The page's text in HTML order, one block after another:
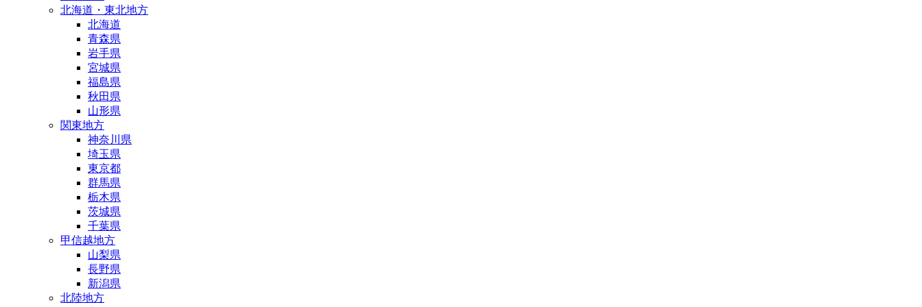
北海道・東北地方
北海道
青森県
岩手県
宮城県
福島県
秋田県
山形県
関東地方
神奈川県
埼玉県
東京都
群馬県
栃木県
茨城県
千葉県
甲信越地方
山梨県
長野県
新潟県
北陸地方